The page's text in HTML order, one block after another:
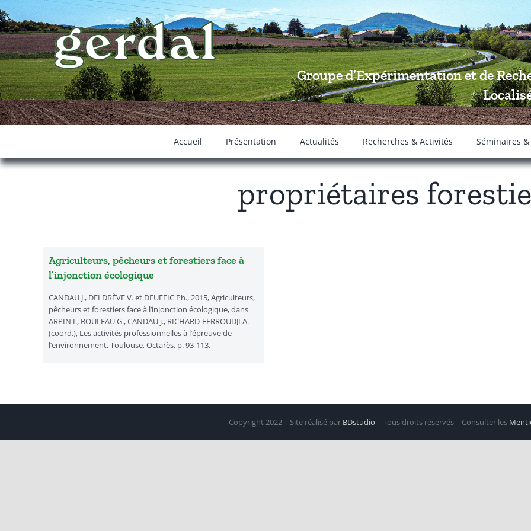
au
contenu
Groupe d’Expérimentation et de
Accueil Présentation Actualités Recherches & Activités Séminaires &
propriétaires
Agriculteurs, pêcheurs et forestiers face à
l’injonction écologique
CANDAU J., DELDRÈVE V. et DEUFFIC Ph., 2015, Agriculteurs,
pêcheurs et forestiers face à l’injonction écologique, dans
ARPIN I., BOULEAU G., CANDAU j., RICHARD-FERROUDJI A.
(coord.), Les activités professionnelles à l’épreuve de
l’environnement, Toulouse, Octarès, p. 93-113.
Copyright 2022 | Site réalisé par BDstudio | Tous droits réservés | Consulter les